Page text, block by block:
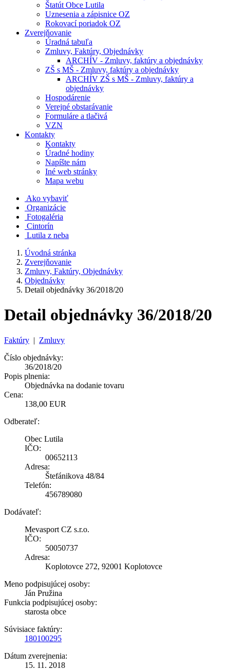
Štatút Obce Lutila
Uznesenia a zápisnice OZ
Rokovací poriadok OZ
Zverejňovanie
Úradná tabuľa
Zmluvy, Faktúry, Objednávky
ARCHÍV - Zmluvy, faktúry a objednávky
ZŠ s MŠ - Zmluvy, faktúry a objednávky
ARCHÍV ZŠ s MŠ - Zmluvy, faktúry a
objednávky
Hospodárenie
Verejné obstarávanie
Formuláre a tlačivá
VZN
Kontakty
Kontakty
Úradné hodiny
Napíšte nám
Iné web stránky
Mapa webu
Ako vybaviť
Organizácie
Fotogaléria
Cintorín
Lutila z neba
Úvodná stránka
Zverejňovanie
Zmluvy, Faktúry, Objednávky
Objednávky
Detail objednávky 36/2018/20
Detail objednávky 36/2018/20
Faktúry | Zmluvy
Číslo objednávky:
36/2018/20
Popis plnenia:
Objednávka na dodanie tovaru
Cena:
138,00 EUR
Odberateľ:
Obec Lutila
IČO:
00652113
Adresa:
Štefánikova 48/84
Telefón:
456789080
Dodávateľ:
Mevasport CZ s.r.o.
IČO:
50050737
Adresa:
Koplotovce 272, 92001 Koplotovce
Meno podpisujúcej osoby:
Ján Pružina
Funkcia podpisujúcej osoby:
starosta obce
Súvisiace faktúry:
180100295
Dátum zverejnenia:
15. 11. 2018